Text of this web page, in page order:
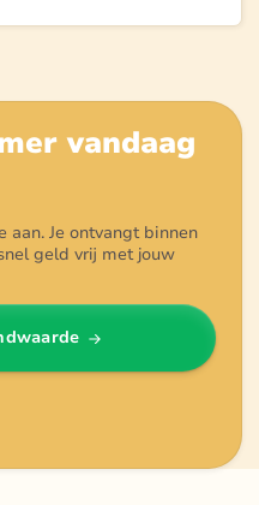
vandaag
aan. Je ontvangt binnen
geld vrij met jouw